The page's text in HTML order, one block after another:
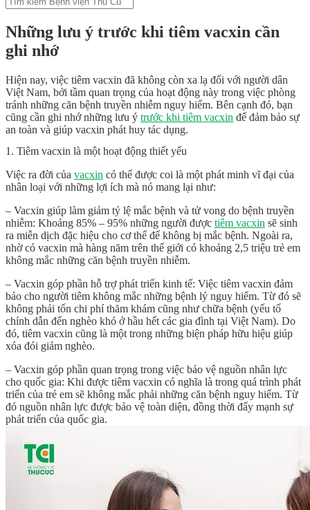
Những lưu ý trước khi tiêm vacxin cần
ghi nhớ
Hiện nay, việc tiêm vacxin đã không còn xa lạ đối với người dân
Việt Nam, bởi tầm quan trọng của hoạt động này trong việc phòng
tránh những căn bệnh truyền nhiễm nguy hiểm. Bên cạnh đó, bạn
cũng cần ghi nhớ những lưu ý trước khi tiêm vacxin để đảm bảo sự
an toàn và giúp vacxin phát huy tác dụng.
1. Tiêm vacxin là một hoạt động thiết yếu
Việc ra đời của vacxin có thể được coi là một phát minh vĩ đại của
nhân loại với những lợi ích mà nó mang lại như:
– Vacxin giúp làm giảm tỷ lệ mắc bệnh và tử vong do bệnh truyền
nhiễm: Khoảng 85% – 95% những người được tiêm vacxin sẽ sinh
ra miễn dịch đặc hiệu cho cơ thể để không bị mắc bệnh. Ngoài ra,
nhờ có vacxin mà hàng năm trên thế giới có khoảng 2,5 triệu trẻ em
không mắc những căn bệnh truyền nhiễm.
– Vacxin góp phần hỗ trợ phát triển kinh tế: Việc tiêm vacxin đảm
bảo cho người tiêm không mắc những bệnh lý nguy hiểm. Từ đó sẽ
không phải tốn chi phí thăm khám cũng như chữa bệnh (yếu tố
chính dẫn đến nghèo khó ở hầu hết các gia đình tại Việt Nam). Do
đó, tiêm vacxin cũng là một trong những biện pháp hữu hiệu giúp
xóa đói giảm nghèo.
– Vacxin góp phần quan trọng trong việc bảo vệ nguồn nhân lực
cho quốc gia: Khi được tiêm vacxin có nghĩa là trong quá trình phát
triển của trẻ em sẽ không mắc phải những căn bệnh nguy hiểm. Từ
đó nguồn nhân lực được bảo vệ toàn diện, đồng thời đẩy mạnh sự
phát triển của quốc gia.